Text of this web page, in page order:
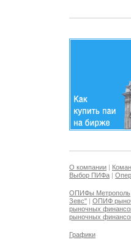
О компании |
Выбор ПИФа |
ОПИФы Метрополь
Зевс" | ОПИФ
рыночных
рыночных
Графики